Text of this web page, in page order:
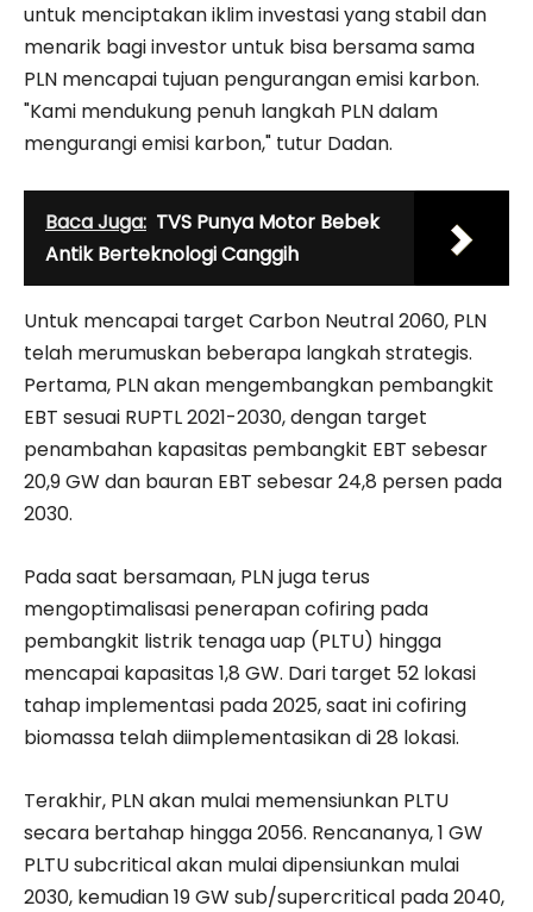
untuk menciptakan iklim investasi yang stabil dan
menarik bagi investor untuk bisa bersama sama
PLN mencapai tujuan pengurangan emisi karbon.
"Kami mendukung penuh langkah PLN dalam
mengurangi emisi karbon," tutur Dadan.
Baca Juga: TVS Punya Motor Bebek
Antik Berteknologi Canggih
Untuk mencapai target Carbon Neutral 2060, PLN
telah merumuskan beberapa langkah strategis.
Pertama, PLN akan mengembangkan pembangkit
EBT sesuai RUPTL 2021-2030, dengan target
penambahan kapasitas pembangkit EBT sebesar
20,9 GW dan bauran EBT sebesar 24,8 persen pada
2030.
Pada saat bersamaan, PLN juga terus
mengoptimalisasi penerapan cofiring pada
pembangkit listrik tenaga uap (PLTU) hingga
mencapai kapasitas 1,8 GW. Dari target 52 lokasi
tahap implementasi pada 2025, saat ini cofiring
biomassa telah diimplementasikan di 28 lokasi.
Terakhir, PLN akan mulai memensiunkan PLTU
secara bertahap hingga 2056. Rencananya, 1 GW
PLTU subcritical akan mulai dipensiunkan mulai
2030, kemudian 19 GW sub/supercritical pada 2040,